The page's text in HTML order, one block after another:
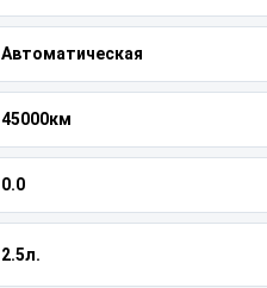
Автоматическая
45000км
0.0
2.5л.